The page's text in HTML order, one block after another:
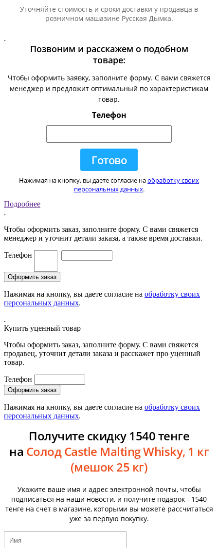
Уточняйте стоимость и сроки доставки у продавца в
розничном машазине Русская Дымка.
.
Позвоним и расскажем о подобном
товаре:
Чтобы оформить заявку, заполните форму. С вами свяжется
менеджер и предложит оптимальный по характеристикам
товар.
Телефон
Нажимая на кнопку, вы даете согласие наобработку своих
персональных данных.
Подробнее
.
Чтобы оформить заказ, заполните форму. С вами свяжется
менеджер и уточнит детали заказа, а также время доставки.
Телефон
Нажимая на кнопку, вы даете согласие на обработку своих
персональных данных.
.
Купить уценный товар
Чтобы оформить заказ, заполните форму. С вами свяжется
продавец, уточнит детали заказа и расскажет про уценный
товар.
Телефон
Нажимая на кнопку, вы даете согласие на обработку своих
персональных данных.
Получите скидку 1540 тенге
на Солод Castle Malting Whisky, 1 кг
(мешок 25 кг)
Укажите ваше имя и адрес электронной почты, чтобы
подписаться на наши новости, и получите подарок - 1540
тенге на счет в магазине, которыми вы можете рассчитаться
уже за первую покупку.